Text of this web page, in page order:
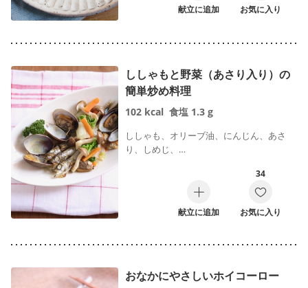
献立に追加 お気に入り
ししゃもと野菜（あさり入り）の
簡単炒め料理
102 kcal 食塩 1.3 g
ししゃも、オリーブ油、にんじん、あさ
り、しめじ、…
献立に追加
34
お気に入り
おなかにやさしいホイコーロー